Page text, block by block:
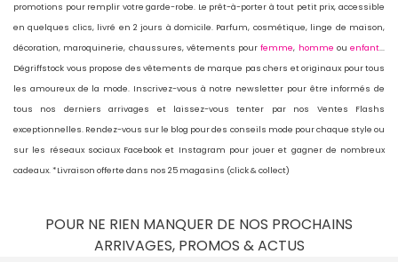
promotions pour remplir votre garde-robe. Le prêt-à-porter à tout petit prix, accessible
en quelques clics, livré en 2 jours à domicile. Parfum, cosmétique, linge de maison,
décoration, maroquinerie, chaussures, vêtements pourfemme, homme ou enfant
Dégriffstock vous propose des vêtements de marque pas chers et originaux pour tous
les amoureux de la mode. Inscrivez-vous à notre newsletter pour être informés de
tous nos derniers arrivages et laissez-vous tenter par nos Ventes Flashs
exceptionnelles. Rendez-vous sur le blog pour des conseils mode pour chaque style ou
sur les réseaux sociaux Facebook et Instagram pour jouer et gagner de nombreux
cadeaux. *Livraison offerte dans nos 25 magasins (click & collect)
POUR NE RIEN MANQUER DE NOS PROCHAINS
ARRIVAGES, PROMOS & ACTUS